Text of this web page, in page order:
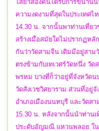
ไสยาสองค์นี้ได้รับการขนาน
ความงดงามที่สุดในประเทศไ
14.30 น. จากนั้นพาท่านเที่ย
สร้างเมื่อสมัยใดไม่ปรากฏหลั
กันว่าวัดสามจีน เดิมมีอยู่สา
ตรงข้ามกับเทเวศร์วัดหนึ่ง วั
พรหม บางที่ก็ว่าอยู่ที่จังหวัด
วัดสังเวชวิศยาราม ส่วนที่อยู่
อำเภอเมืองนนทบุรี และวัดส
15.30 น. หลังจากนั้นนำท่านเ
ประดับอัญมณี แหวนพลอย ใน